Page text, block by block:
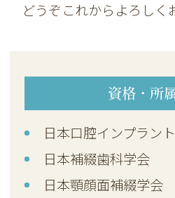
どうぞこれからよろしく
資格・所
日本口腔インプラン
日本補綴歯科学会
日本顎顔面補綴学会